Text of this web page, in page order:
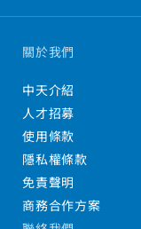
關於我們
中天介紹
人才招募
使用條款
隱私權條款
免責聲明
商務合作方案